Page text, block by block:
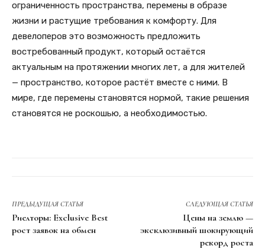
ограниченность пространства, перемены в образе
жизни и растущие требования к комфорту. Для
девелоперов это возможность предложить
востребованный продукт, который остаётся
актуальным на протяжении многих лет, а для жителей
— пространство, которое растёт вместе с ними. В
мире, где перемены становятся нормой, такие решения
становятся не роскошью, а необходимостью.
ПРЕДЫДУЩАЯ СТАТЬЯ
Риелторы: Exclusive Best
рост заявок на обмен
СЛЕДУЮЩАЯ СТАТЬЯ
Цены на землю —
эксклюзивный шокирующий
рекорд роста